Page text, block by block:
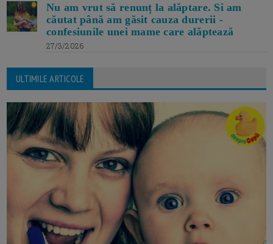
Nu am vrut să renunț la alăptare. Si am
căutat până am găsit cauza durerii -
confesiunile unei mame care alăptează
27/3/2026
ULTIMILE ARTICOLE